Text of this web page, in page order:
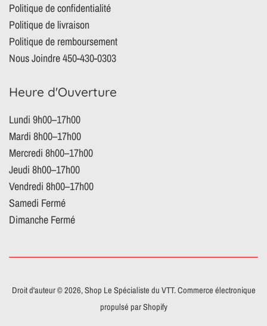
Politique de confidentialité
Politique de livraison
Politique de remboursement
Nous Joindre 450-430-0303
Heure d'Ouverture
Lundi 9h00–17h00
Mardi 8h00–17h00
Mercredi 8h00–17h00
Jeudi 8h00–17h00
Vendredi 8h00–17h00
Samedi Fermé
Dimanche Fermé
Droit d'auteur © 2026,Shop Le Spécialiste du VTT.Commerce électronique
propulsé par Shopify